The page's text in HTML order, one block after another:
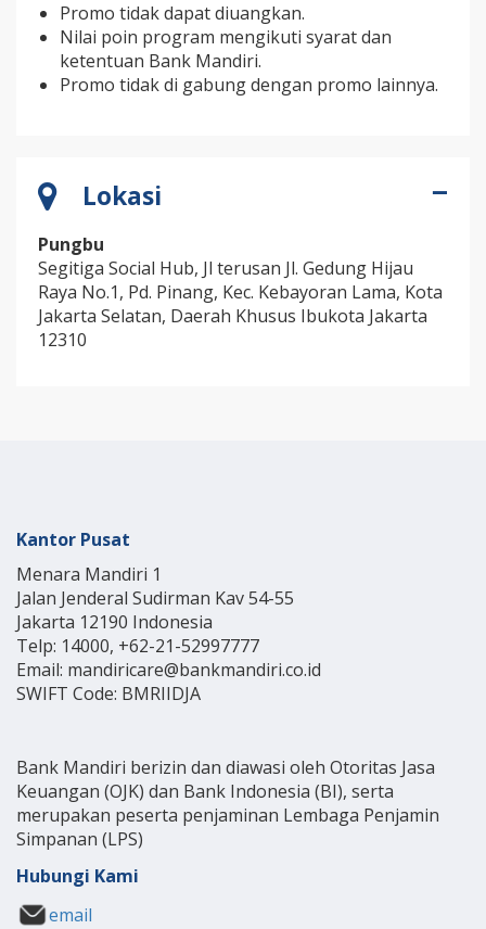
Promo tidak dapat diuangkan.
Nilai poin program mengikuti syarat dan
ketentuan Bank Mandiri.
Promo tidak di gabung dengan promo lainnya.
Lokasi
Pungbu
Segitiga Social Hub, Jl terusan Jl. Gedung Hijau
Raya No.1, Pd. Pinang, Kec. Kebayoran Lama, Kota
Jakarta Selatan, Daerah Khusus Ibukota Jakarta
12310
Kantor Pusat
Menara Mandiri 1
Jalan Jenderal Sudirman Kav 54-55
Jakarta 12190 Indonesia
Telp: 14000, +62-21-52997777
Email: mandiricare@bankmandiri.co.id
SWIFT Code: BMRIIDJA
Bank Mandiri berizin dan diawasi oleh Otoritas Jasa
Keuangan (OJK) dan Bank Indonesia (BI), serta
merupakan peserta penjaminan Lembaga Penjamin
Simpanan (LPS)
Hubungi Kami
email